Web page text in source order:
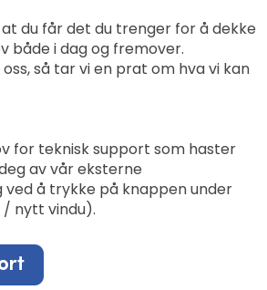
du får det du trenger for å dekke
både i dag og fremover.
så tar vi en prat om hva vi kan
for teknisk support som haster
av vår eksterne
ved å trykke på knappen under
/ nytt vindu).